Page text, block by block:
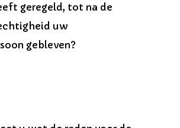
geregeld, tot na de
uw
gebleven?